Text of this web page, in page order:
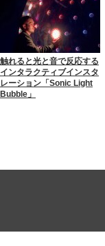
触れると光と音で反応する
インタラクティブインスタ
レーション「Sonic Light
Bubble」